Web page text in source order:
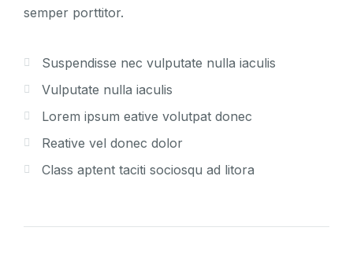
semper porttitor.
Suspendisse nec vulputate nulla iaculis
Vulputate nulla iaculis
Lorem ipsum eative volutpat donec
Reative vel donec dolor
Class aptent taciti sociosqu ad litora